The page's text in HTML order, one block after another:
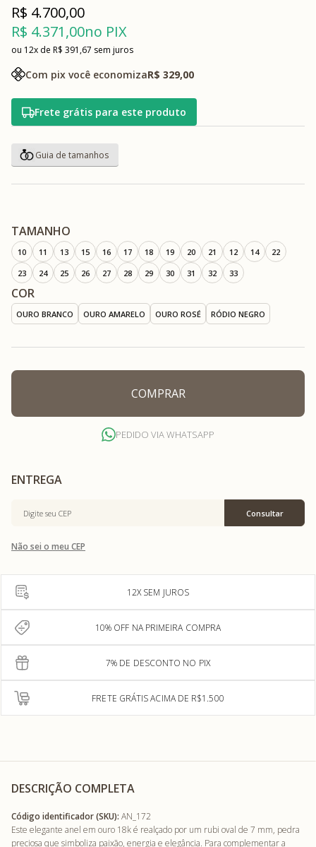
R$ 4.371,00no PIX
R$ 4.700,00
12x R$ 391,67 sem juros
Com pix você economizaR$ 329,00
Frete grátis para este produto
TAMANHO
10 11 13 15 16 17 18 19 20 21 12 14
22
23
24 25 26 27 28 29 30 31 32 33
COR
OURO BRANCO OURO AMARELO OURO ROSÉ RÓDIO NEGRO
COMPRAR
PEDIDO VIA WHATSAPP
Não sei o meu CEP
12X SEM JUROS
10% OFF NA PRIMEIRA COMPRA
7% DE DESCONTO NO PIX
FRETE GRÁTIS ACIMA DE R$1.500
DESCRIÇÃO COMPLETA
Código identificador (SKU): AN_172
Este elegante anel em ouro 18k é realçado por um rubi oval de 7 mm, pedra
preciosa que simboliza paixão, energia e elegância. Para complementar a